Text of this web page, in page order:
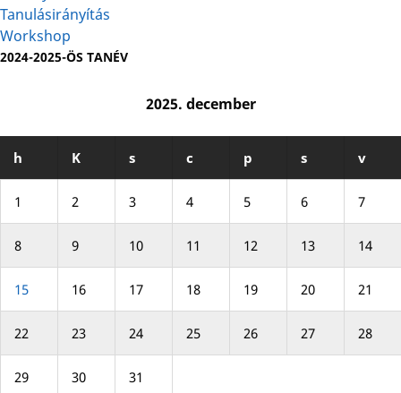
Tanulásirányítás
Workshop
2024-2025-ÖS TANÉV
2025. december
h K s c p s v
1 2 3 4 5 6 7
8 9 10 11 12 13 14
15 16 17 18 19 20 21
22 23 24 25 26 27 28
29 30 31